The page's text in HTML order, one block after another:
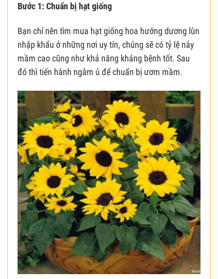
Bước 1: Chuẩn bị hạt giống
Bạn chỉ nên tìm mua hạt giống hoa hướng dương lùn
nhập khẩu ở những nơi uy tín, chúng sẽ có tỷ lệ nảy
mầm cao cũng như khả năng kháng bệnh tốt. Sau
đó thì tiến hành ngâm ủ để chuẩn bị ươm mầm.